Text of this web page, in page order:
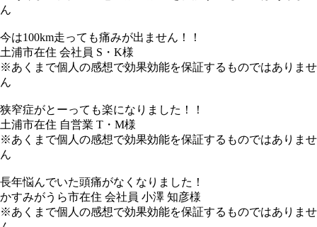
ん
今は100km走っても痛みが出ません！！
土浦市在住 会社員 S・K様
※あくまで個人の感想で効果効能を保証するものではありませ
ん
狭窄症がとーっても楽になりました！！
土浦市在住 自営業 T・M様
※あくまで個人の感想で効果効能を保証するものではありませ
ん
長年悩んでいた頭痛がなくなりました！
かすみがうら市在住 会社員 小澤 知彦様
※あくまで個人の感想で効果効能を保証するものではありませ